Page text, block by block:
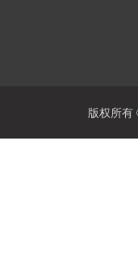
版权所